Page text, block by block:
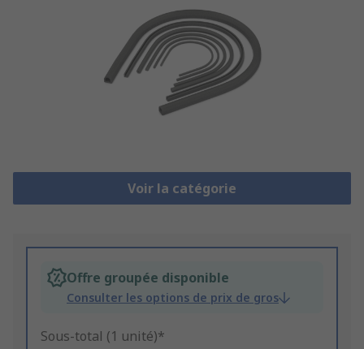
Voir la catégorie
Offre groupée disponible
Consulter les options de prix de gros
Sous-total (1 unité)*